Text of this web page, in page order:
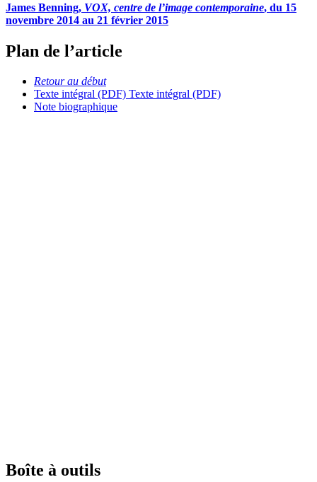
James Benning, VOX, centre de l’image contemporaine, du 15
novembre 2014 au 21 février 2015
Plan de l’article
Retour au début
Texte intégral (PDF) Texte intégral (PDF)
Note biographique
Boîte à outils